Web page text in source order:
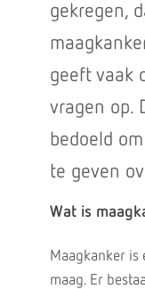
gekregen,
geeft vaak
vragen op.
bedoeld
te geven
Wat is
Maagkanker
maag. Er